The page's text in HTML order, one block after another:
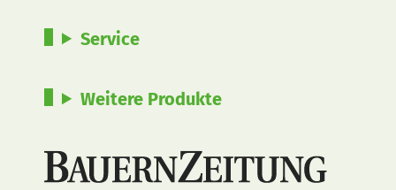
Service
Weitere Produkte